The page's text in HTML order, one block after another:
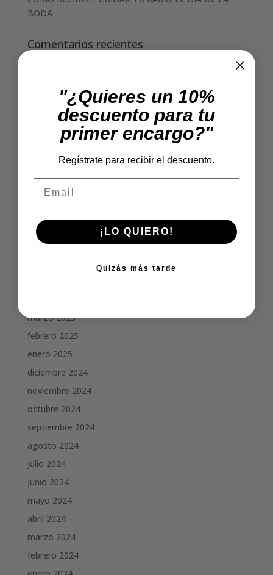
BODA
Comentarios recientes
julio 2026
abril 2026
enero 2026
diciembre 2025
octubre 2025
septiembre 2025
agosto 2025
julio 2025
marzo 2025
febrero 2025
enero 2025
diciembre 2024
noviembre 2024
octubre 2024
septiembre 2024
agosto 2024
julio 2024
junio 2024
mayo 2024
abril 2024
marzo 2024
febrero 2024
"¿Quieres un 10%
descuento para tu
primer encargo?"
Regístrate para recibir el descuento.
¡LO QUIERO!
Quizás más tarde